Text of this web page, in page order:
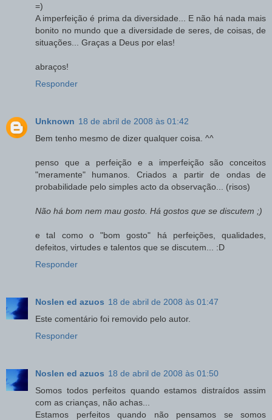
=)
A imperfeição é prima da diversidade... E não há nada mais
bonito no mundo que a diversidade de seres, de coisas, de
situações... Graças a Deus por elas!
abraços!
Responder
Unknown 18 de abril de 2008 às 01:42
Bem tenho mesmo de dizer qualquer coisa. ^^
penso que a perfeição e a imperfeição são conceitos
"meramente" humanos. Criados a partir de ondas de
probabilidade pelo simples acto da observação... (risos)
Não há bom nem mau gosto. Há gostos que se discutem ;)
e tal como o "bom gosto" há perfeições, qualidades,
defeitos, virtudes e talentos que se discutem... :D
Responder
Noslen ed azuos 18 de abril de 2008 às 01:47
Este comentário foi removido pelo autor.
Responder
Noslen ed azuos 18 de abril de 2008 às 01:50
Somos todos perfeitos quando estamos distraídos assim
com as crianças, não achas...
Estamos perfeitos quando não pensamos se somos